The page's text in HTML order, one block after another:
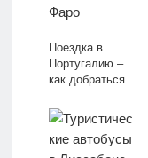
Поездка в
Португалию –
как добраться
Мадейры, Фаро